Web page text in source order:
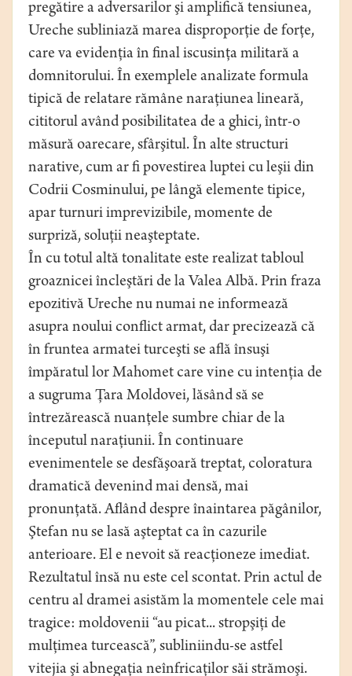
pregătire a adversarilor şi amplifică tensiunea,
Ureche subliniază marea disproporţie de forţe,
care va evidenţia în final iscusinţa militară a
domnitorului. În exemplele analizate formula
tipică de relatare rămâne naraţiunea lineară,
cititorul având posibilitatea de a ghici, într-o
măsură oarecare, sfârşitul. În alte structuri
narative, cum ar fi povestirea luptei cu leşii din
Codrii Cosminului, pe lângă elemente tipice,
apar turnuri imprevizibile, momente de
surpriză, soluţii neaşteptate.
În cu totul altă tonalitate este realizat tabloul
groaznicei încleştări de la Valea Albă. Prin fraza
epozitivă Ureche nu numai ne informează
asupra noului conflict armat, dar precizează că
în fruntea armatei turceşti se află însuşi
împăratul lor Mahomet care vine cu intenţia de
a sugruma Ţara Moldovei, lăsând să se
întrezărească nuanţele sumbre chiar de la
începutul naraţiunii. În continuare
evenimentele se desfăşoară treptat, coloratura
dramatică devenind mai densă, mai
pronunţată. Aflând despre înaintarea păgânilor,
Ştefan nu se lasă aşteptat ca în cazurile
anterioare. El e nevoit să reacţioneze imediat.
Rezultatul însă nu este cel scontat. Prin actul de
centru al dramei asistăm la momentele cele mai
tragice: moldovenii “au picat... stropşiţi de
mulţimea turcească”, subliniindu-se astfel
vitejia şi abnegaţia neînfricaţilor săi strămoşi.